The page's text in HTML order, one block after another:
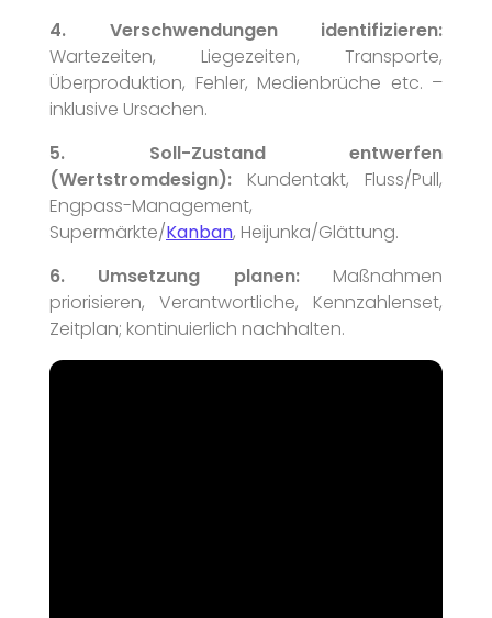
4. Verschwendungen identifizieren:
Wartezeiten, Liegezeiten, Transporte,
Überproduktion, Fehler, Medienbrüche etc. –
inklusive Ursachen.
5. Soll-Zustand entwerfen
(Wertstromdesign): Kundentakt, Fluss/Pull,
Engpass-Management,
Supermärkte/Kanban, Heijunka/Glättung.
6. Umsetzung planen:Maßnahmen
priorisieren, Verantwortliche, Kennzahlenset,
Zeitplan; kontinuierlich nachhalten.